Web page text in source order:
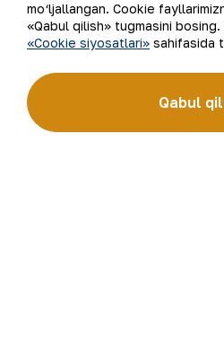
“Navoiy kon-metallurgiya
jahonda oltin ishlab chiqaruvchi
to‘rttaligiga kiradi. Kombinat yer
geologik qidirish, qazib olish va
mahsulot olishgacha bo‘lgan
mo‘ljallangan. Cookie
«Qabul qilish» tugmasini
«Cookie siyosatlari» sahifasida
Qabul